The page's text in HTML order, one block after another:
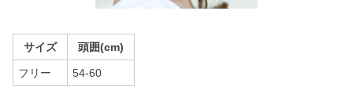
サイズ 頭囲(cm)
フリー 54-60